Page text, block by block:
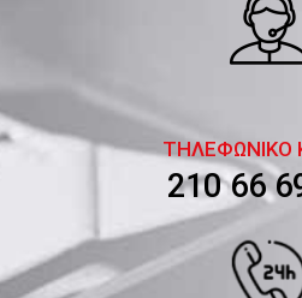
ΤΗΛΕΦΩΝΙΚΟ
210 66